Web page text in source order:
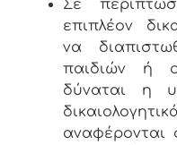
Σε
επιπλέον
να
παιδιών ή
δύναται η
αναφέρονται